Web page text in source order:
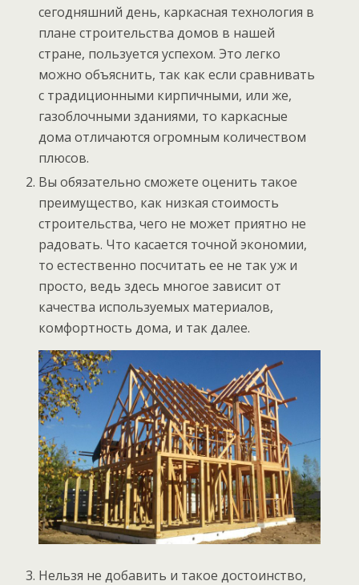
сегодняшний день, каркасная технология в
плане строительства домов в нашей
стране, пользуется успехом. Это легко
можно объяснить, так как если сравнивать
с традиционными кирпичными, или же,
газоблочными зданиями, то каркасные
дома отличаются огромным количеством
плюсов.
Вы обязательно сможете оценить такое
преимущество, как низкая стоимость
строительства, чего не может приятно не
радовать. Что касается точной экономии,
то естественно посчитать ее не так уж и
просто, ведь здесь многое зависит от
качества используемых материалов,
комфортность дома, и так далее.
Нельзя не добавить и такое достоинство,